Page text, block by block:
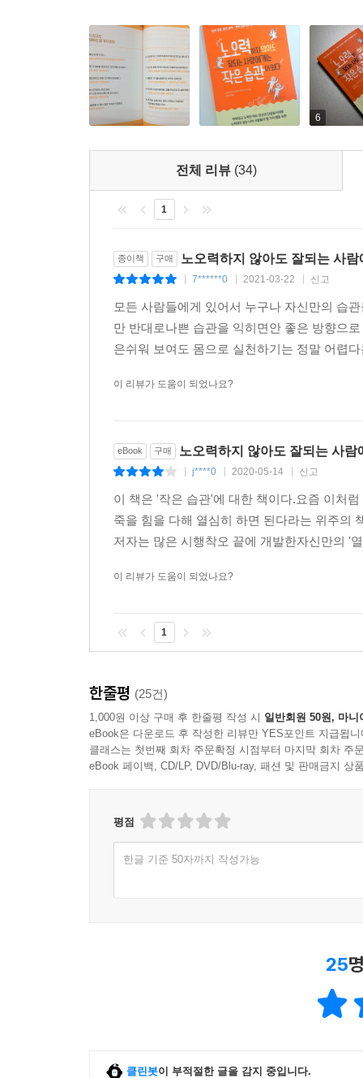
6
전체 리뷰 (34)
1
종이책 구매 노오력하지 않아도 잘되는 사
7******0 2021-03-22 신고
모든 사람들에게 있어서 누구나 자신만의 습
만 반대로나쁜 습관을 익히면안 좋은 방향으
은쉬워 보여도 몸으로 실천하기는 정말 어렵
이 리뷰가 도움이 되었나요?
eBook 구매 노오력하지 않아도 잘되는 사
j****0 2020-05-14 신고
이 책은 '작은 습관'에 대한 책이다.요즘 이처
죽을 힘을 다해 열심히 하면 된다라는 위주의
저자는 많은 시행착오 끝에 개발한자신만의 '
이 리뷰가 도움이 되었나요?
1
한줄평 (25건)
1,000원 이상 구매 후 한줄평 작성 시 일반회원 50원, 마니
eBook은 다운로드 후 작성한 리뷰만 YES포인트 지급됩니
클래스는 첫번째 회차 주문확정 시점부터 마지막 회차 주
eBook 페이백, CD/LP, DVD/Blu-ray, 패션 및 판매금지 상
평점
한글 기준 50자까지 작성가능
25
클린봇이 부적절한 글을 감지 중입니다.